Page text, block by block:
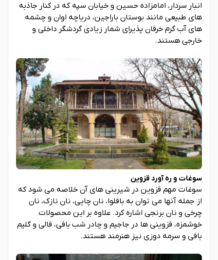
انبار سردار، امامزاده حسین و خیابان سپه که در کنار جاذبه
های طبیعی مانند بوستان باراجین، دریاچه اوان و چشمه
های آب گرم خرقان پذیرای شمار زیادی گردشگر داخلی و
خارجی هستند.
سوغات و ره آورد قزوین
سوغات مهم قزوین در شیرینی های آن خلاصه می شود که
از جمله آنها می توان به باقلوا، نان چایی، نان نازک، نان
چرخی و نان برنجی اشاره کرد. علاوه بر این محصولات
خوشمزه، قزوینی ها در جاجیم و چادر شب بافی، قالی و گلیم
بافی و سرمه دوزی نیز هنرمند هستند.